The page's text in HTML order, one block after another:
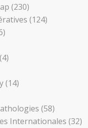
(230)
(124)
(4)
(14)
(58)
Internationales (32)